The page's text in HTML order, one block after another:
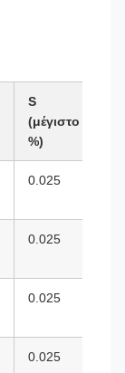
S
(μέγιστο
%)
0.025
0.025
0.025
0.025